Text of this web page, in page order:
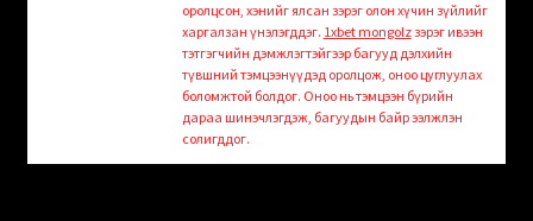
оролцсон, хэнийг ялсан зэрэг олон хүчин зүйлийг
харгалзан үнэлэгддэг. 1xbet mongolzзэрэг ивээн
тэтгэгчийн дэмжлэгтэйгээр багууд дэлхийн
түвшний тэмцээнүүдэд оролцож, оноо цуглуулах
боломжтой болдог. Оноо нь тэмцээн бүрийн
дараа шинэчлэгдэж, багуудын байр ээлжлэн
солигддог.